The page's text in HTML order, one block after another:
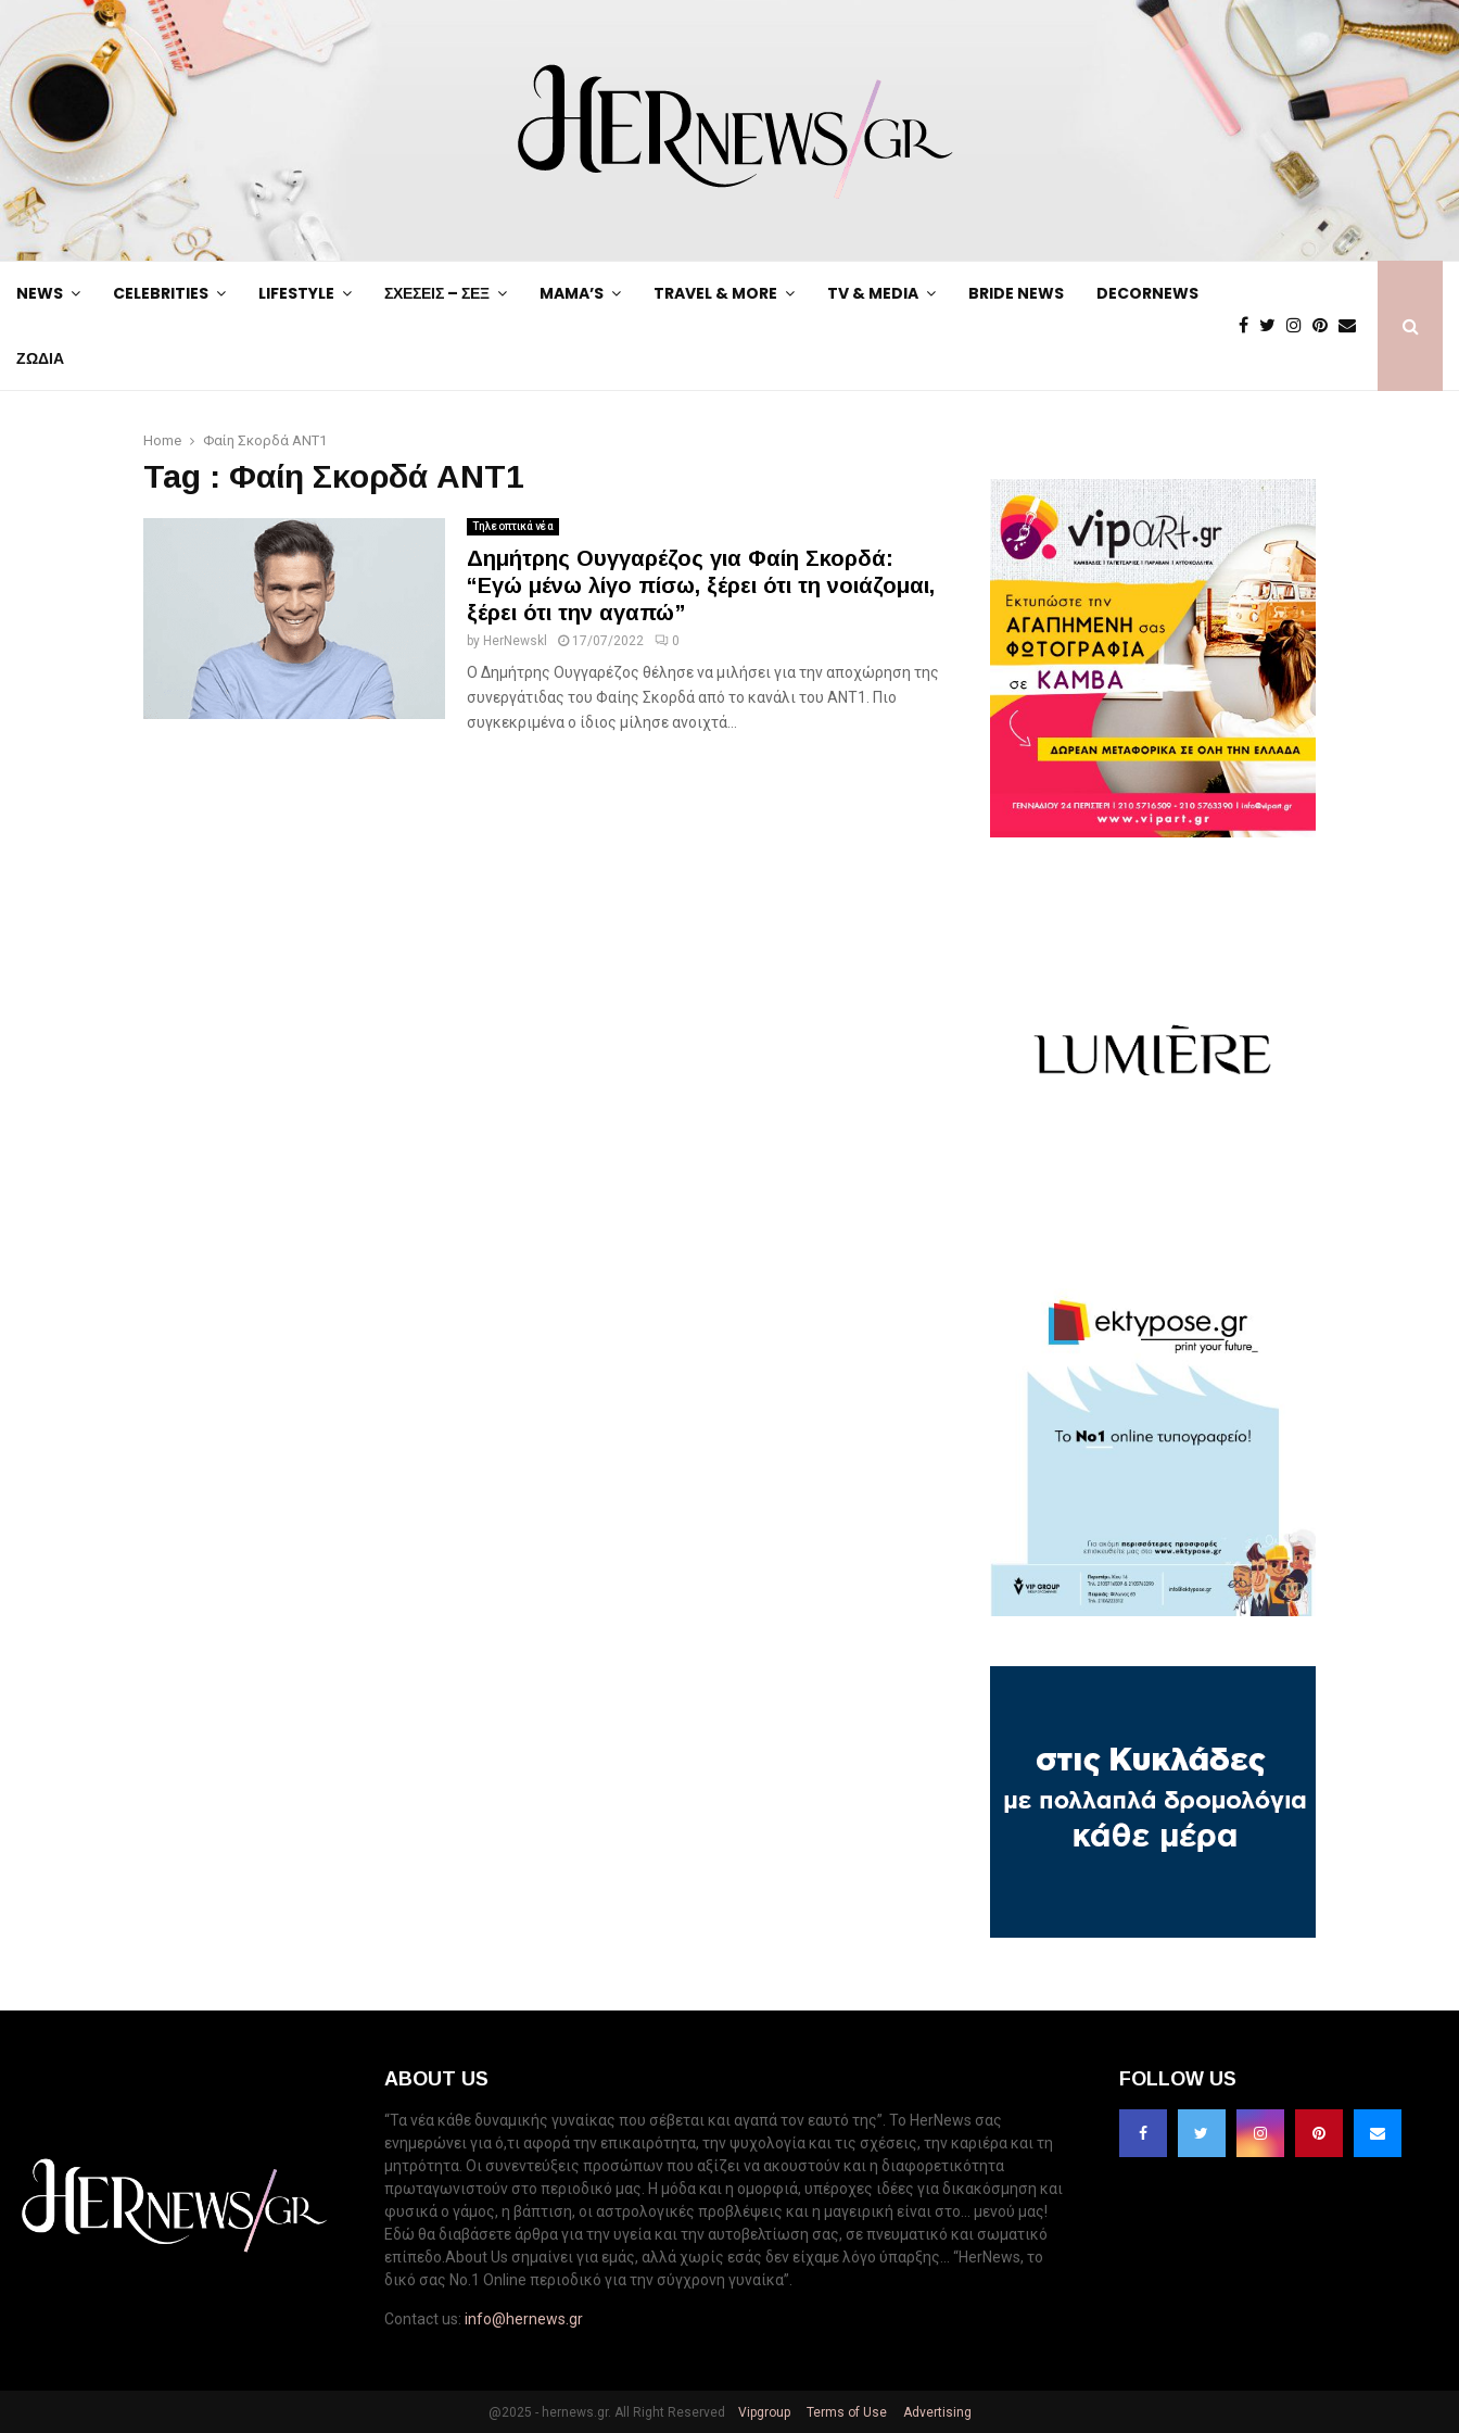
NEWS CELEBRITIES LIFESTYLE ΣΧΕΣΕΙΣ – ΣΕΞ MAMA’S TRAVEL & MORE TV & MEDIA BRIDE NEWS DECORNEWS
ΖΩΔΙΑ
Home Φαίη Σκορδά ΑΝΤ1
Tag : Φαίη Σκορδά ΑΝΤ1
Τηλεοπτικά νέα
Δημήτρης Ουγγαρέζος για Φαίη Σκορδά:
“Εγώ μένω λίγο πίσω, ξέρει ότι τη νοιάζομαι,
ξέρει ότι την αγαπώ”
by HerNewskl 17/07/2022 0
Ο Δημήτρης Ουγγαρέζος θέλησε να μιλήσει για την αποχώρηση της
συνεργάτιδας του Φαίης Σκορδά από το κανάλι του ΑΝΤ1. Πιο
συγκεκριμένα ο ίδιος μίλησε ανοιχτά...
ABOUT US
“Τα νέα κάθε δυναμικής γυναίκας που σέβεται και αγαπά τον εαυτό της”. Το HerNews σας
ενημερώνει για ό,τι αφορά την επικαιρότητα, την ψυχολογία και τις σχέσεις, την καριέρα και τη
μητρότητα. Οι συνεντεύξεις προσώπων που αξίζει να ακουστούν και η διαφορετικότητα
πρωταγωνιστούν στο περιοδικό μας. Η μόδα και η ομορφιά, υπέροχες ιδέες για δικακόσμηση και
φυσικά ο γάμος, η βάπτιση, οι αστρολογικές προβλέψεις και η μαγειρική είναι στο... μενού μας!
Εδώ θα διαβάσετε άρθρα για την υγεία και την αυτοβελτίωση σας, σε πνευματικό και σωματικό
επίπεδο.About Us σημαίνει για εμάς, αλλά χωρίς εσάς δεν είχαμε λόγο ύπαρξης... “HerNews, το
δικό σας Νo.1 Online περιοδικό για την σύγχρονη γυναίκα”.
Contact us: info@hernews.gr
FOLLOW US
@2025 - hernews.gr. All Right Reserved Vipgroup Terms of Use Advertising